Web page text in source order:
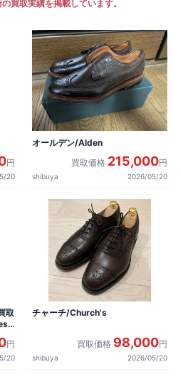
買取実績を掲載しています。
円
20
オールデン/Alden
買取価格 215,000円
shibuya 2026/05/20
取
円
20
チャーチ/Church's
買取価格 98,000円
shibuya 2026/05/20